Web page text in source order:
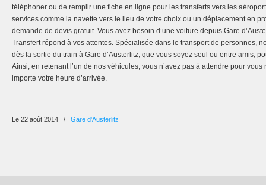
téléphoner ou de remplir une fiche en ligne pour les transferts vers les
services comme la navette vers le lieu de votre choix ou un déplacement en
demande de devis gratuit. Vous avez besoin d’une voiture depuis Gare
Transfert répond à vos attentes. Spécialisée dans le transport de personnes,
dès la sortie du train à Gare d’Austerlitz, que vous soyez seul ou entre amis,
Ainsi, en retenant l’un de nos véhicules, vous n’avez pas à attendre pour
importe votre heure d’arrivée.
Le 22 août 2014 / Gare d'Austerlitz